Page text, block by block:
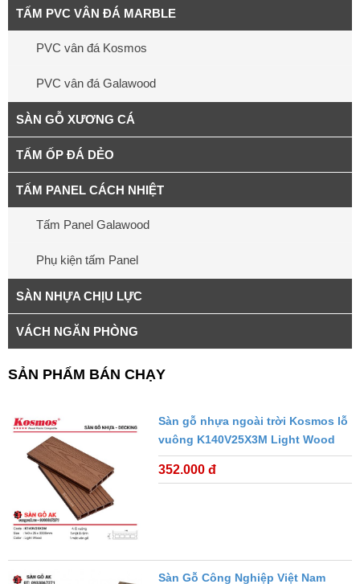
TẤM PVC VÂN ĐÁ MARBLE
PVC vân đá Kosmos
PVC vân đá Galawood
SÀN GỖ XƯƠNG CÁ
TẤM ỐP ĐÁ DẺO
TẤM PANEL CÁCH NHIỆT
Tấm Panel Galawood
Phụ kiện tấm Panel
SÀN NHỰA CHỊU LỰC
VÁCH NGĂN PHÒNG
SẢN PHẨM BÁN CHẠY
Sàn gỗ nhựa ngoài trời Kosmos lỗ
vuông K140V25X3M Light Wood
352.000 đ
Sàn Gỗ Công Nghiệp Việt Nam